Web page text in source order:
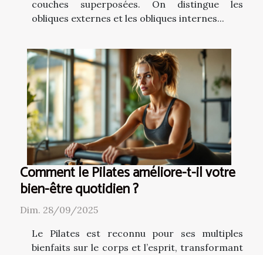
couches superposées. On distingue les
obliques externes et les obliques internes...
Comment le Pilates améliore-t-il votre
bien-être quotidien ?
Dim. 28/09/2025
Le Pilates est reconnu pour ses multiples
bienfaits sur le corps et l’esprit, transformant